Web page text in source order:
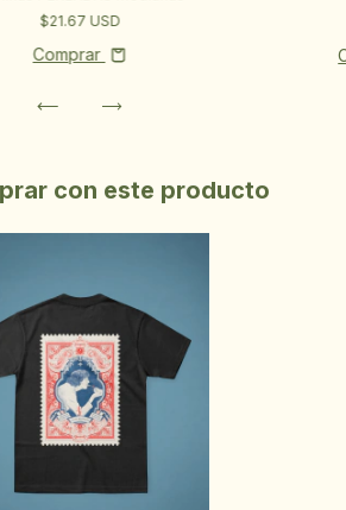
$21.67 USD
Comprar
con este producto